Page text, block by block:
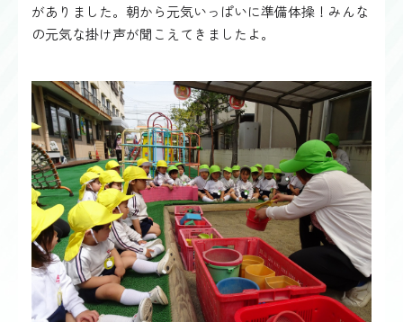
がありました。朝から元気いっぱいに準備体操！みんな
の元気な掛け声が聞こえてきましたよ。